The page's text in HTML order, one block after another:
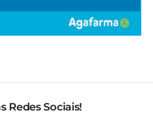
Redes Sociais!